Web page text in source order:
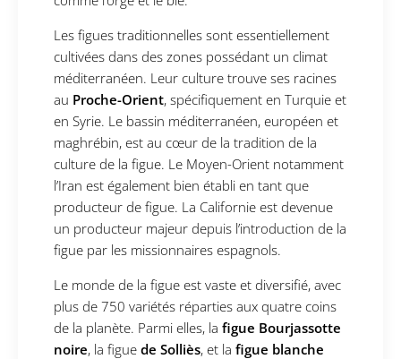
Les figues traditionnelles sont essentiellement
cultivées dans des zones possédant un climat
méditerranéen. Leur culture trouve ses racines
au Proche-Orient, spécifiquement en Turquie et
en Syrie. Le bassin méditerranéen, européen et
maghrébin, est au cœur de la tradition de la
culture de la figue. Le Moyen-Orient notamment
l’Iran est également bien établi en tant que
producteur de figue. La Californie est devenue
un producteur majeur depuis l’introduction de la
figue par les missionnaires espagnols.
Le monde de la figue est vaste et diversifié, avec
plus de 750 variétés réparties aux quatre coins
de la planète. Parmi elles, la figue Bourjassotte
noire, la figue de Solliès, et la figue blanche